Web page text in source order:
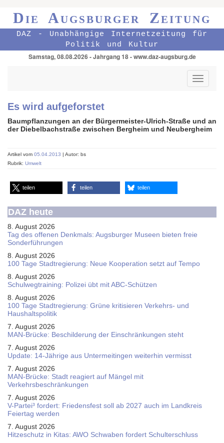
Die Augsburger Zeitung
DAZ - Unabhängige Internetzeitung für
Politik und Kultur
Samstag, 08.08.2026 - Jahrgang 18 - www.daz-augsburg.de
Toggle
Es wird aufgeforstet
Baumpflanzungen an der Bürgermeister-Ulrich-Straße und an
der Diebelbachstraße zwischen Bergheim und Neubergheim
Artikel vom 05.04.2013 | Autor: bs
Rubrik: Umwelt
teilen teilen teilen
DAZ heute
8. August 2026
Tag des offenen Denkmals: Augsburger Museen bieten freie
Sonderführungen
8. August 2026
100 Tage Stadtregierung: Neue Kooperation setzt auf Tempo
8. August 2026
Schul­weg­trai­ning: Poli­zei übt mit ABC-Schüt­zen
8. August 2026
100 Tage Stadtregierung: Grüne kritisieren Verkehrs- und
Haushaltspolitik
7. August 2026
MAN-Brücke: Beschilderung der Einschränkungen steht
7. August 2026
Update: 14-Jährige aus Untermeitingen weiterhin vermisst
7. August 2026
MAN-Brücke: Stadt reagiert auf Mängel mit
Verkehrsbeschränkungen
7. August 2026
V-Partei­³ fordert: Friedens­fest soll ab 2027 auch im Land­kreis
Feier­tag werden
7. August 2026
Hitzeschutz in Kitas: AWO Schwaben fordert Schulterschluss